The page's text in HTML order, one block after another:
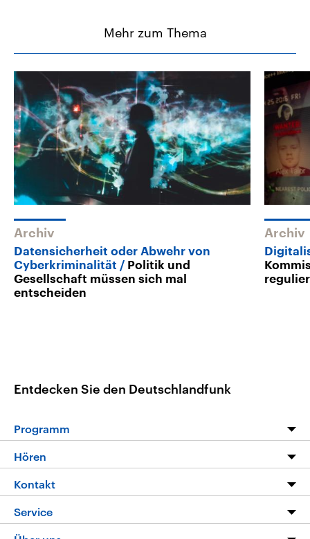
Mehr zum Thema
Archiv
Datensicherheit oder Abwehr von
Cyberkriminalität
Politik und
Gesellschaft müssen sich mal
entscheiden
Archiv
Entdecken Sie den Deutschlandfunk
Programm
Programm
Die Nachrichten
Nachrichtenleicht
Hören
Livestream
Podcasts
Kontakt
Hörerservice
Service
FAQ